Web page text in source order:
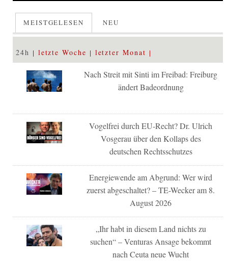
MEISTGELESEN NEU
24h letzte Woche letzter Monat
Nach Streit mit Sinti im Freibad: Freiburg
ändert Badeordnung
Vogelfrei durch EU-Recht? Dr. Ulrich
Vosgerau über den Kollaps des
deutschen Rechtsschutzes
Energiewende am Abgrund: Wer wird
zuerst abgeschaltet? – TE-Wecker am 8.
August 2026
„Ihr habt in diesem Land nichts zu
suchen“ – Venturas Ansage bekommt
nach Ceuta neue Wucht